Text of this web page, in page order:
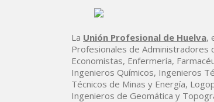
La Unión Profesional de Huelva,
Profesionales de Administradores
Economistas, Enfermería,
Ingenieros Químicos, Ingenieros
Técnicos de Minas y Energía,
Ingenieros de Geomática y